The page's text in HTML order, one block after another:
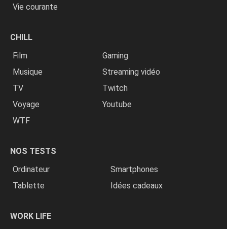
Vie courante
CHILL
Film
Gaming
Musique
Streaming vidéo
TV
Twitch
Voyage
Youtube
WTF
NOS TESTS
Ordinateur
Smartphones
Tablette
Idées cadeaux
WORK LIFE